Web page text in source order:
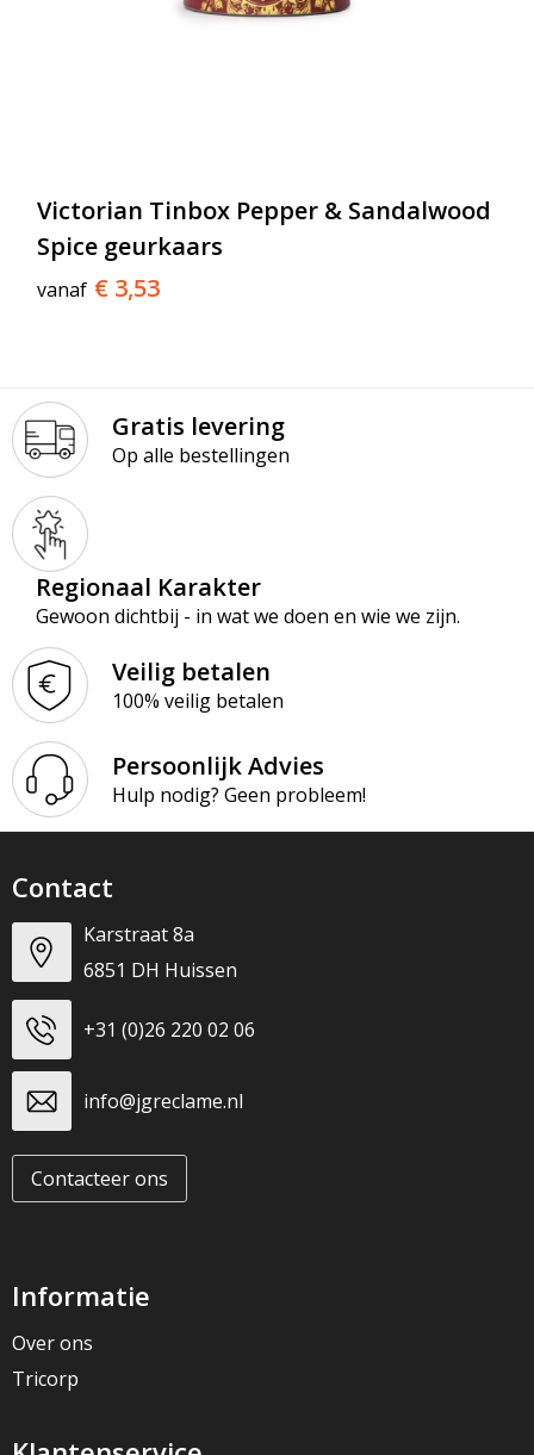
Victorian Tinbox Pepper & Sandalwood
Spice geurkaars
vanaf € 3,53
Gratis levering
Op alle bestellingen
Regionaal Karakter
Gewoon dichtbij - in wat we doen en wie we zijn.
Veilig betalen
100% veilig betalen
Persoonlijk Advies
Hulp nodig? Geen probleem!
Contact
Karstraat 8a
6851 DH Huissen
+31 (0)26 220 02 06
info@jgreclame.nl
Contacteer ons
Informatie
Over ons
Tricorp